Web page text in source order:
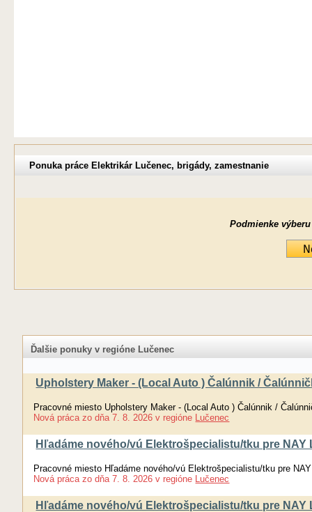
Ponuka práce Elektrikár Lučenec, brigády, zamestnanie
Podmienke výberu
Ďalšie ponuky v regióne Lučenec
Upholstery Maker - (Local Auto ) Čalúnnik /
Pracovné miesto Upholstery Maker - (Local Auto ) Čalúnnik /
Nová práca zo dňa 7. 8. 2026 v regióne Lučenec
Hľadáme nového/vú Elektrošpecialistu/tku pre NAY
Pracovné miesto Hľadáme nového/vú Elektrošpecialistu/tku pre
Nová práca zo dňa 7. 8. 2026 v regióne Lučenec
Hľadáme nového/vú Elektrošpecialistu/tku pre NAY